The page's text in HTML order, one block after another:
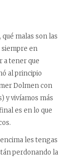
malas son las
siempre en
a tener que
al principio
Dolmen con
y vivíamos más
es en lo que
les tengas
perdonando la